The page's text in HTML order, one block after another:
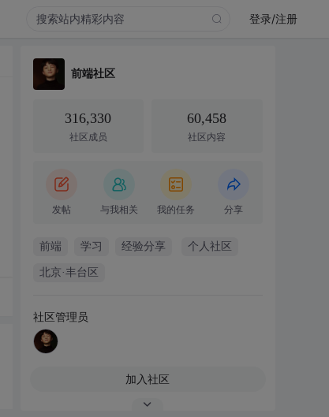
登录/注册
前端社区
316,330
社区成员
60,458
社区内容
发帖 与我相关 我的任务 分享
前端 学习 经验分享 个人社区
北京·丰台区
社区管理员
加入社区